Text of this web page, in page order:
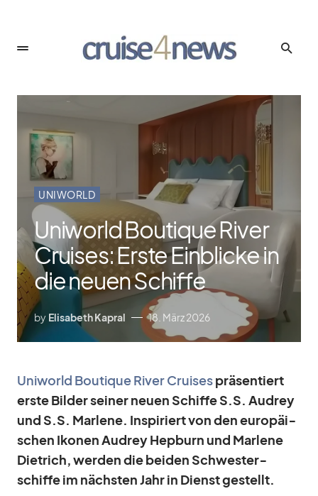
UNIWORLD
Uniworld Boutique River
Cruises: Erste Einblicke in
die neuen Schiffe
by Elisabeth Kapral 18. März 2026
Uni­world Bou­tique Ri­ver Crui­sesprä­sen­tiert
erste Bil­der sei­ner neuen Schiffe S.S. Au­drey
und S.S. Mar­lene. In­spi­riert von den eu­ro­päi­
schen Iko­nen Au­drey Hepb­urn und Mar­lene
Diet­rich, wer­den die bei­den Schwes­ter­
schiffe im nächs­ten Jahr in Dienst ge­stellt.